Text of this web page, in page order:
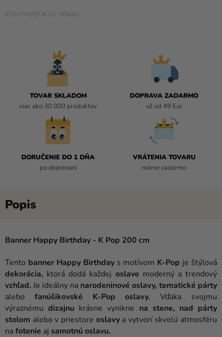
Témy
Blog
Kontakt
98645
TOVAR SKLADOM
viac ako 30 000 produktov
DOPRAVA ZADARMO
už od 49 Eur
DORUČENIE DO 1 DŇA
po objednaní
VRÁTENIA TOVARU
máme zadarmo
Banner Happy Birthday - K Pop 200 cm
Tento banner Happy Birthdays motívom K-Pop je štýlová
dekorácia, ktorá dodá každej oslave moderný a trendový
vzhľad. Je ideálny na narodeninové oslavy, tematické párty
alebo fanúšikovské K-Pop oslavy.Vďaka svojmu
výraznémudizajnu krásne vynikne na stene, nad párty
stolom alebo v priestore oslavya vytvorí skvelú atmosféru
nafotenie aj samotnú oslavu.